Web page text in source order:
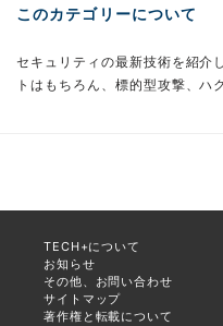
このカテゴリーについて
セキュリティの最新技術を紹介
トはもちろん、標的型攻撃、ハ
TECH+について
お知らせ
その他、お問い合わせ
サイトマップ
著作権と転載について